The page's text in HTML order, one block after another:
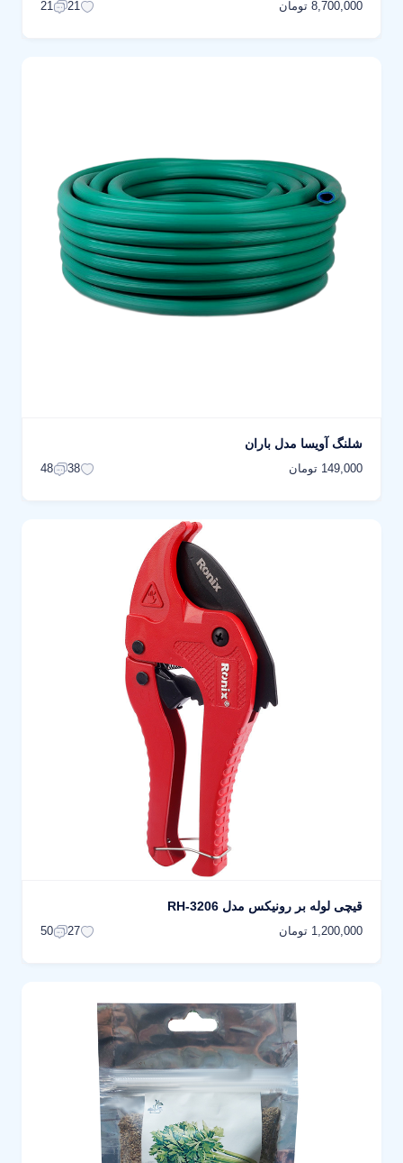
8,700,000 تومان 21
21
شلنگ آویسا مدل باران
149,000 تومان 38
48
قیچی لوله بر رونیکس مدل RH-3206
1,200,000 تومان 27
50